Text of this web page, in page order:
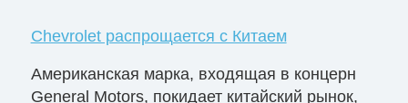
Chevrolet распрощается с Китаем
Американская марка, входящая в концерн
General Motors, покидает китайский рынок,